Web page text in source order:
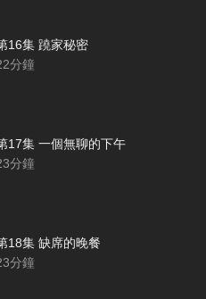
16集 蹺家秘密
分鐘
17集 一個無聊的下午
分鐘
18集 缺席的晚餐
分鐘